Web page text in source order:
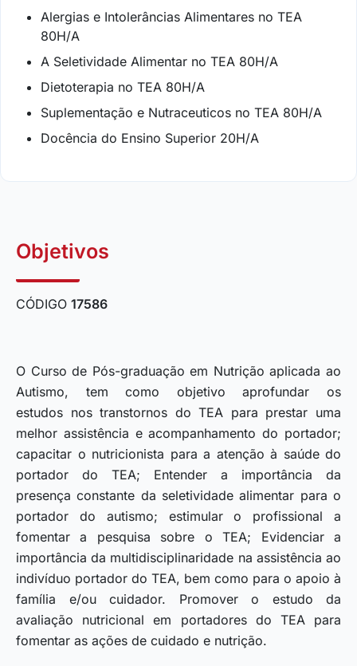
Alergias e Intolerâncias Alimentares no TEA
80H/A
A Seletividade Alimentar no TEA 80H/A
Dietoterapia no TEA 80H/A
Suplementação e Nutraceuticos no TEA 80H/A
Docência do Ensino Superior 20H/A
Objetivos
CÓDIGO 17586
O Curso de Pós-graduação em Nutrição aplicada ao
Autismo, tem como objetivo aprofundar os
estudos nos transtornos do TEA para prestar uma
melhor assistência e acompanhamento do portador;
capacitar o nutricionista para a atenção à saúde do
portador do TEA; Entender a importância da
presença constante da seletividade alimentar para o
portador do autismo; estimular o profissional a
fomentar a pesquisa sobre o TEA; Evidenciar a
importância da multidisciplinaridade na assistência ao
indivíduo portador do TEA, bem como para o apoio à
família e/ou cuidador. Promover o estudo da
avaliação nutricional em portadores do TEA para
fomentar as ações de cuidado e nutrição.